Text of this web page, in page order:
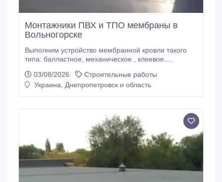
Монтажники ПВХ и ТПО мембраны в
Вольногорске
Выполним устройство мембранной кровли такого
типа: балластное, механическое , клеевое.
практичность, презентабельным внешним видом,
мембранный материал обеспечивает длительный
03/08/2026
Строительные работы
Украина, Днепропетровск и область